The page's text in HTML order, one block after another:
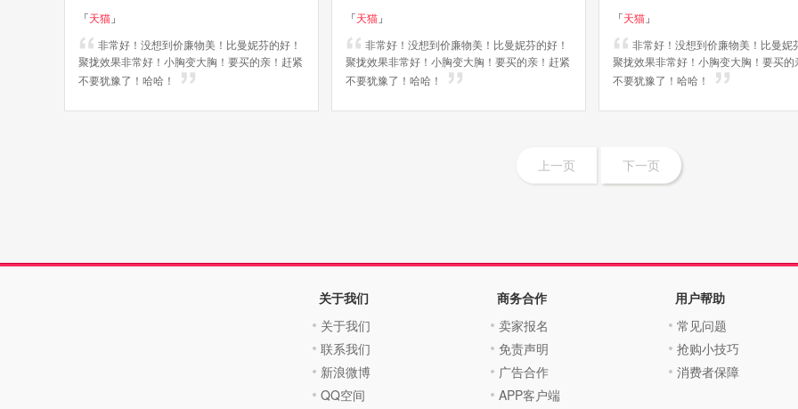
「天猫 」
非常好！没想到价廉物美！比曼妮芬的好！
聚拢效果非常好！小胸变大胸！要买的亲！赶紧
不要犹豫了！哈哈！
「天猫 」
非常好！没想到价廉物美！比曼妮芬的好！
聚拢效果非常好！小胸变大胸！要买的亲！赶紧
不要犹豫了！哈哈！
「天猫 」
非常好！没想到价廉物美！比曼妮
聚拢效果非常好！小胸变大胸！要买的
不要犹豫了！哈哈！
上一页 下一页
关于我们
关于我们
联系我们
新浪微博
QQ空间
商务合作
卖家报名
免责声明
广告合作
APP客户端
用户帮助
常见问题
抢购小技巧
消费者保障